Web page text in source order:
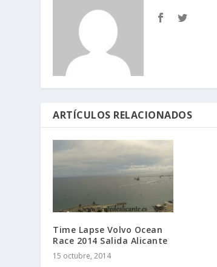
ARTÍCULOS RELACIONADOS
Time Lapse Volvo Ocean
Race 2014 Salida Alicante
15 octubre, 2014